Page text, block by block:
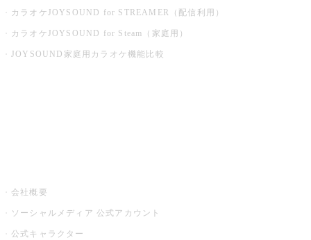
カラオケJOYSOUND for STREAMER（配信利用）
カラオケJOYSOUND for Steam（家庭用）
JOYSOUND家庭用カラオケ機能比較
会社概要
ソーシャルメディア 公式アカウント
公式キャラクター